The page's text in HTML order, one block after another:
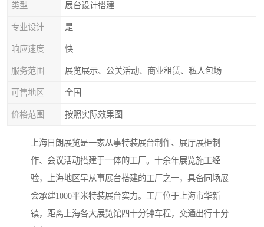
类型 展台设计搭建
专业设计 是
响应速度 快
服务范围 展览展示、公关活动、商业租赁、私人包场
可售地区 全国
价格范围 按照实际效果图
上海日朗展览是一家从事特装展台制作、展厅展柜制
作、会议活动搭建于一体的工厂。十余年展览施工经
验，上海地区早从事展台搭建的工厂之一，具备同场展
会承建1000平米特装展台实力。工厂位于上海市华新
镇，距离上海各大展览馆四十分钟车程，交通出行十分